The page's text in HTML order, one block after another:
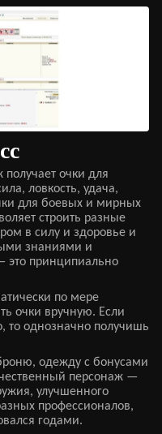
очки для
ловкость, удача,
для боевых и мирных
строить разные
в силу и здоровье и
знаниями и
принципиально
по мере
очки вручную. Если
то однозначно получишь
одежду с бонусами
персонаж —
улучшенного
профессионалов,
годами.